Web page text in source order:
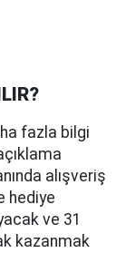
fazla bilgi
alışveriş
hediye
ve 31
kazanmak